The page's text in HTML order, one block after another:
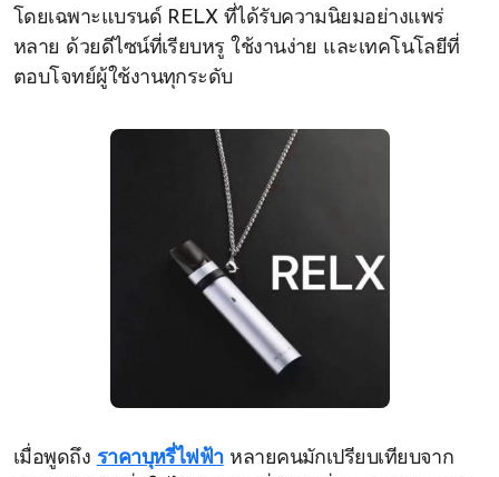
โดยเฉพาะแบรนด์ RELX ที่ได้รับความนิยมอย่างแพร่
หลาย ด้วยดีไซน์ที่เรียบหรู ใช้งานง่าย และเทคโนโลยีที่
ตอบโจทย์ผู้ใช้งานทุกระดับ
เมื่อพูดถึง ราคาบุหรี่ไฟฟ้าหลายคนมักเปรียบเทียบจาก